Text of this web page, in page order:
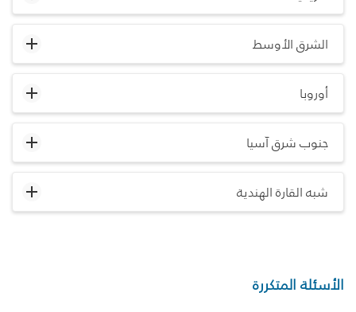
الشرق الأوسط
أوروبا
جنوب شرق آسيا
شبه القارة الهندية
الأسئلة المتكررة